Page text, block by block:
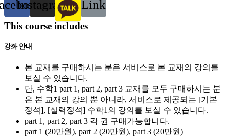
Instagram Link
This course includes
강좌 안내
본 교재를 구매하시는 분은 서비스로 본 교재의 강의를
보실 수 있습니다.
단, 수학1 part 1, part 2, part 3 교재를 모두 구매하시는 분
은 본 교재의 강의 뿐 아니라, 서비스로 제공되는 [기본
정석], [실력정석] 수학1의 강의를 보실 수 있습니다.
part 1, part 2, part 3 각 권 구매가능합니다.
part 1 (20만원), part 2 (20만원), part 3 (20만원)